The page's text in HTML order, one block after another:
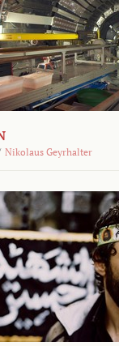
Nikolaus Geyrhalter